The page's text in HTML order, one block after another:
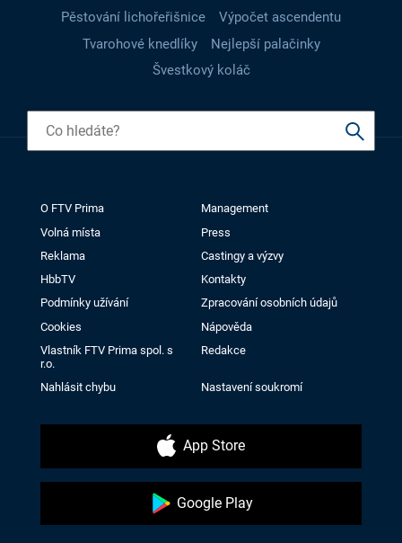
Pěstování lichořeřišnice
Výpočet ascendentu
Tvarohové knedlíky
Nejlepší palačinky
Švestkový koláč
O FTV Prima
Management
Volná místa
Press
Reklama
Castingy a výzvy
HbbTV
Kontakty
Podmínky užívání
Zpracování osobních údajů
Cookies
Nápověda
Vlastník FTV Prima spol. s
r.o.
Redakce
Nahlásit chybu Nastavení soukromí
App Store
Google Play